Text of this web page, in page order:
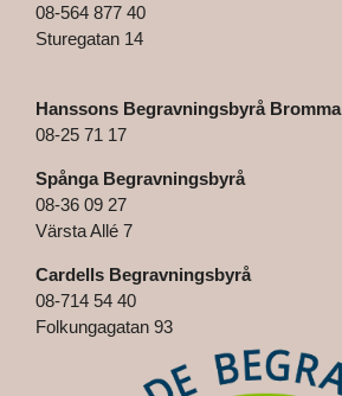
08-564 877 40
Sturegatan 14
Hanssons Begravningsbyrå Bromma
08-25 71 17
Spånga Begravningsbyrå
08-36 09 27
Värsta Allé 7
Cardells Begravningsbyrå
08-714 54 40
Folkungagatan 93